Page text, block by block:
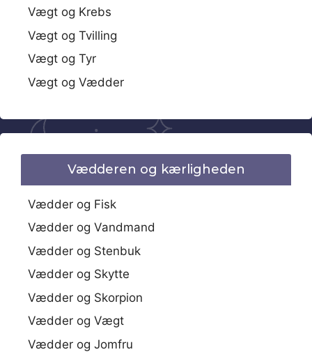
Vægt og Krebs
Vægt og Tvilling
Vægt og Tyr
Vægt og Vædder
Vædderen og kærligheden
Vædder og Fisk
Vædder og Vandmand
Vædder og Stenbuk
Vædder og Skytte
Vædder og Skorpion
Vædder og Vægt
Vædder og Jomfru